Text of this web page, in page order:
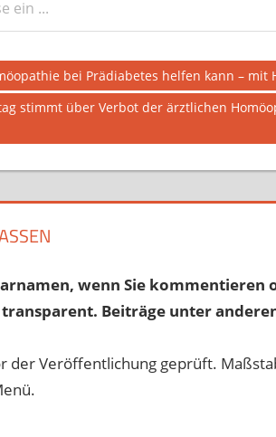
bei Prädiabetes helfen kann – mit
stimmt über Verbot der ärztlichen
wenn Sie
Beiträge unter
der Veröffentlichung geprüft.